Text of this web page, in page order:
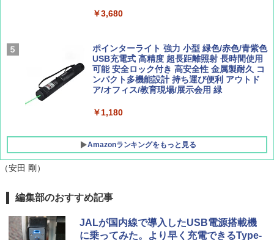
￥1,833
￥9,990
[キャンパーズコレクション 山善] 傘みたいに
広げるだけ パッとサッとテント キューブワ
イド ブラックコーティング フルクローズ メ
ッシュ 4人用 簡単設置 ポップアップテント P
ATCW-150B エクルベージュ
￥-
￥3,680
ポインターライト 強力 小型 緑色/赤色/青紫色
USB充電式 高精度 超長距離照射 長時間使用
可能 安全ロック付き 高安全性 金属製耐久 コ
ンパクト多機能設計 持ち運び便利 アウトド
ア/オフィス/教育現場/展示会用 緑
￥1,180
Amazonランキングをもっと見る
（安田 剛）
編集部のおすすめ記事
JALが国内線で導入したUSB電源搭載機
に乗ってみた。より早く充電できるType-